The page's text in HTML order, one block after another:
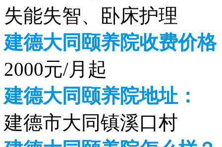
失能失智、卧床护理
建德大同颐养院收费价格
2000元/月起
建德大同颐养院地址：
建德市大同镇溪口村